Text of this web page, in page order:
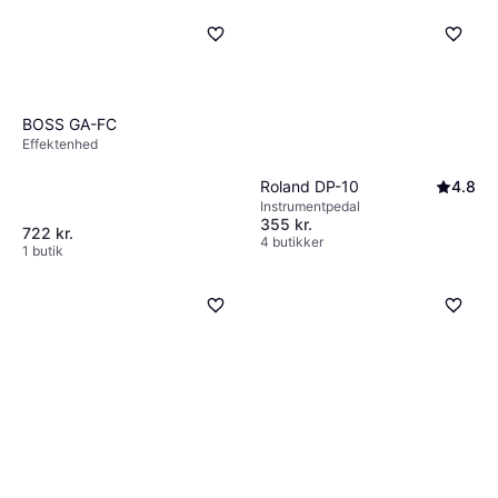
BOSS GA-FC
Effektenhed
722 kr.
1 butik
Roland DP-10 4.8
Instrumentpedal
355 kr.
4 butikker